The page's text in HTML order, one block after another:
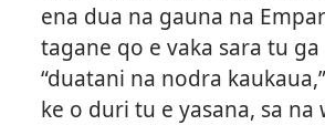
ena dua na gauna na
tagane qo e vaka sara tu
“duatani na nodra
ke o duri tu e yasana, sa